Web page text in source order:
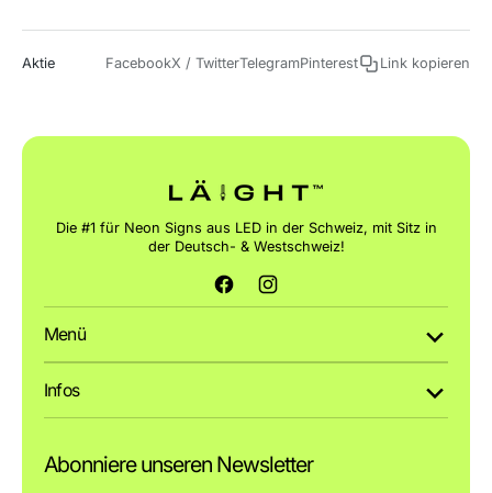
Aktie FacebookX / TwitterTelegramPinterest Link kopieren
Die #1 für Neon Signs aus LED in der Schweiz, mit Sitz in
der Deutsch- & Westschweiz!
FacebookInstagram
Menü
Infos
Abonniere unseren Newsletter